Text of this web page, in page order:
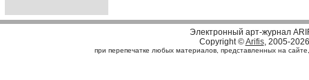
Электронный арт-журнал
Copyright ©Arifis, 2005-2026
при перепечатке любых материалов, представленных на